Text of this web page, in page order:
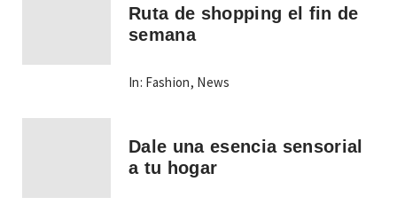
Ruta de shopping el fin de
semana
In: Fashion, News
Dale una esencia sensorial
a tu hogar